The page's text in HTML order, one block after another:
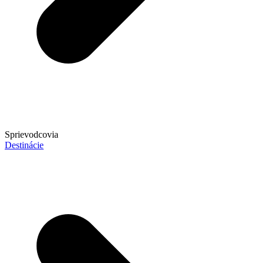
Sprievodcovia
Destinácie